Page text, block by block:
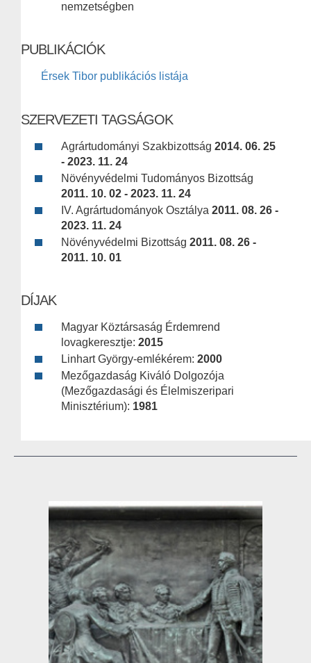
nemzetségben
PUBLIKÁCIÓK
Érsek Tibor publikációs listája
SZERVEZETI TAGSÁGOK
Agrártudományi Szakbizottság 2014. 06. 25
- 2023. 11. 24
Növényvédelmi Tudományos Bizottság
2011. 10. 02 - 2023. 11. 24
IV. Agrártudományok Osztálya 2011. 08. 26 -
2023. 11. 24
Növényvédelmi Bizottság 2011. 08. 26 -
2011. 10. 01
DÍJAK
Magyar Köztársaság Érdemrend
lovagkeresztje: 2015
Linhart György-emlékérem: 2000
Mezőgazdaság Kiváló Dolgozója
(Mezőgazdasági és Élelmiszeripari
Minisztérium): 1981